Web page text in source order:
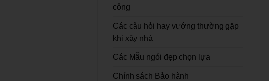
công
Các câu hỏi hay vướng thường gặp
khi xây nhà
Các Mẫu ngói đẹp chọn lựa
Chính sách Bảo hành